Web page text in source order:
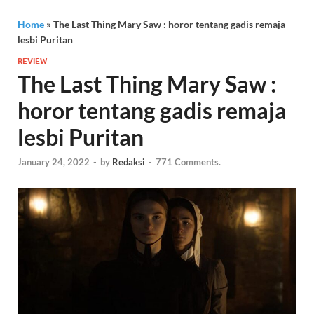
Home » The Last Thing Mary Saw : horor tentang gadis remaja
lesbi Puritan
REVIEW
The Last Thing Mary Saw :
horor tentang gadis remaja
lesbi Puritan
January 24, 2022 - by Redaksi - 771 Comments.